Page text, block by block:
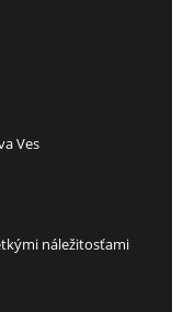
Ves
náležitosťami